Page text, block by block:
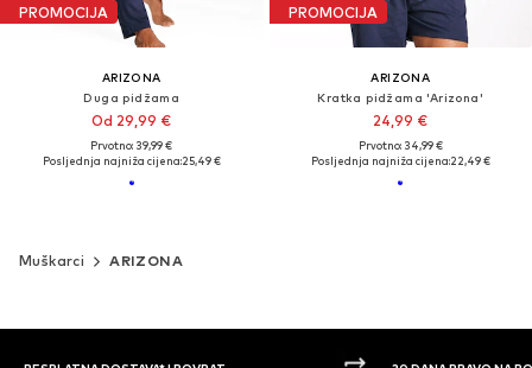
PROMOCIJA
ARIZONA
Duga pidžama
Od 29,99 €
Prvotno: 39,99 €
Posljednja najniža cijena:25,49 €
PROMOCIJA
ARIZONA
Kratka pidžama 'Arizona'
24,99 €
Prvotno: 34,99 €
Posljednja najniža cijena:22,49 €
Muškarci ARIZONA